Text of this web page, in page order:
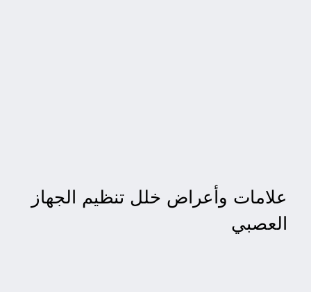
علامات وأعراض خلل تنظيم الجهاز
العصبي